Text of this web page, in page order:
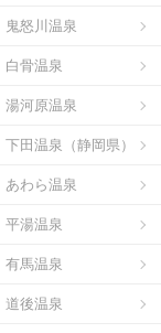
鬼怒川温泉
白骨温泉
湯河原温泉
下田温泉（静岡県）
あわら温泉
平湯温泉
有馬温泉
道後温泉